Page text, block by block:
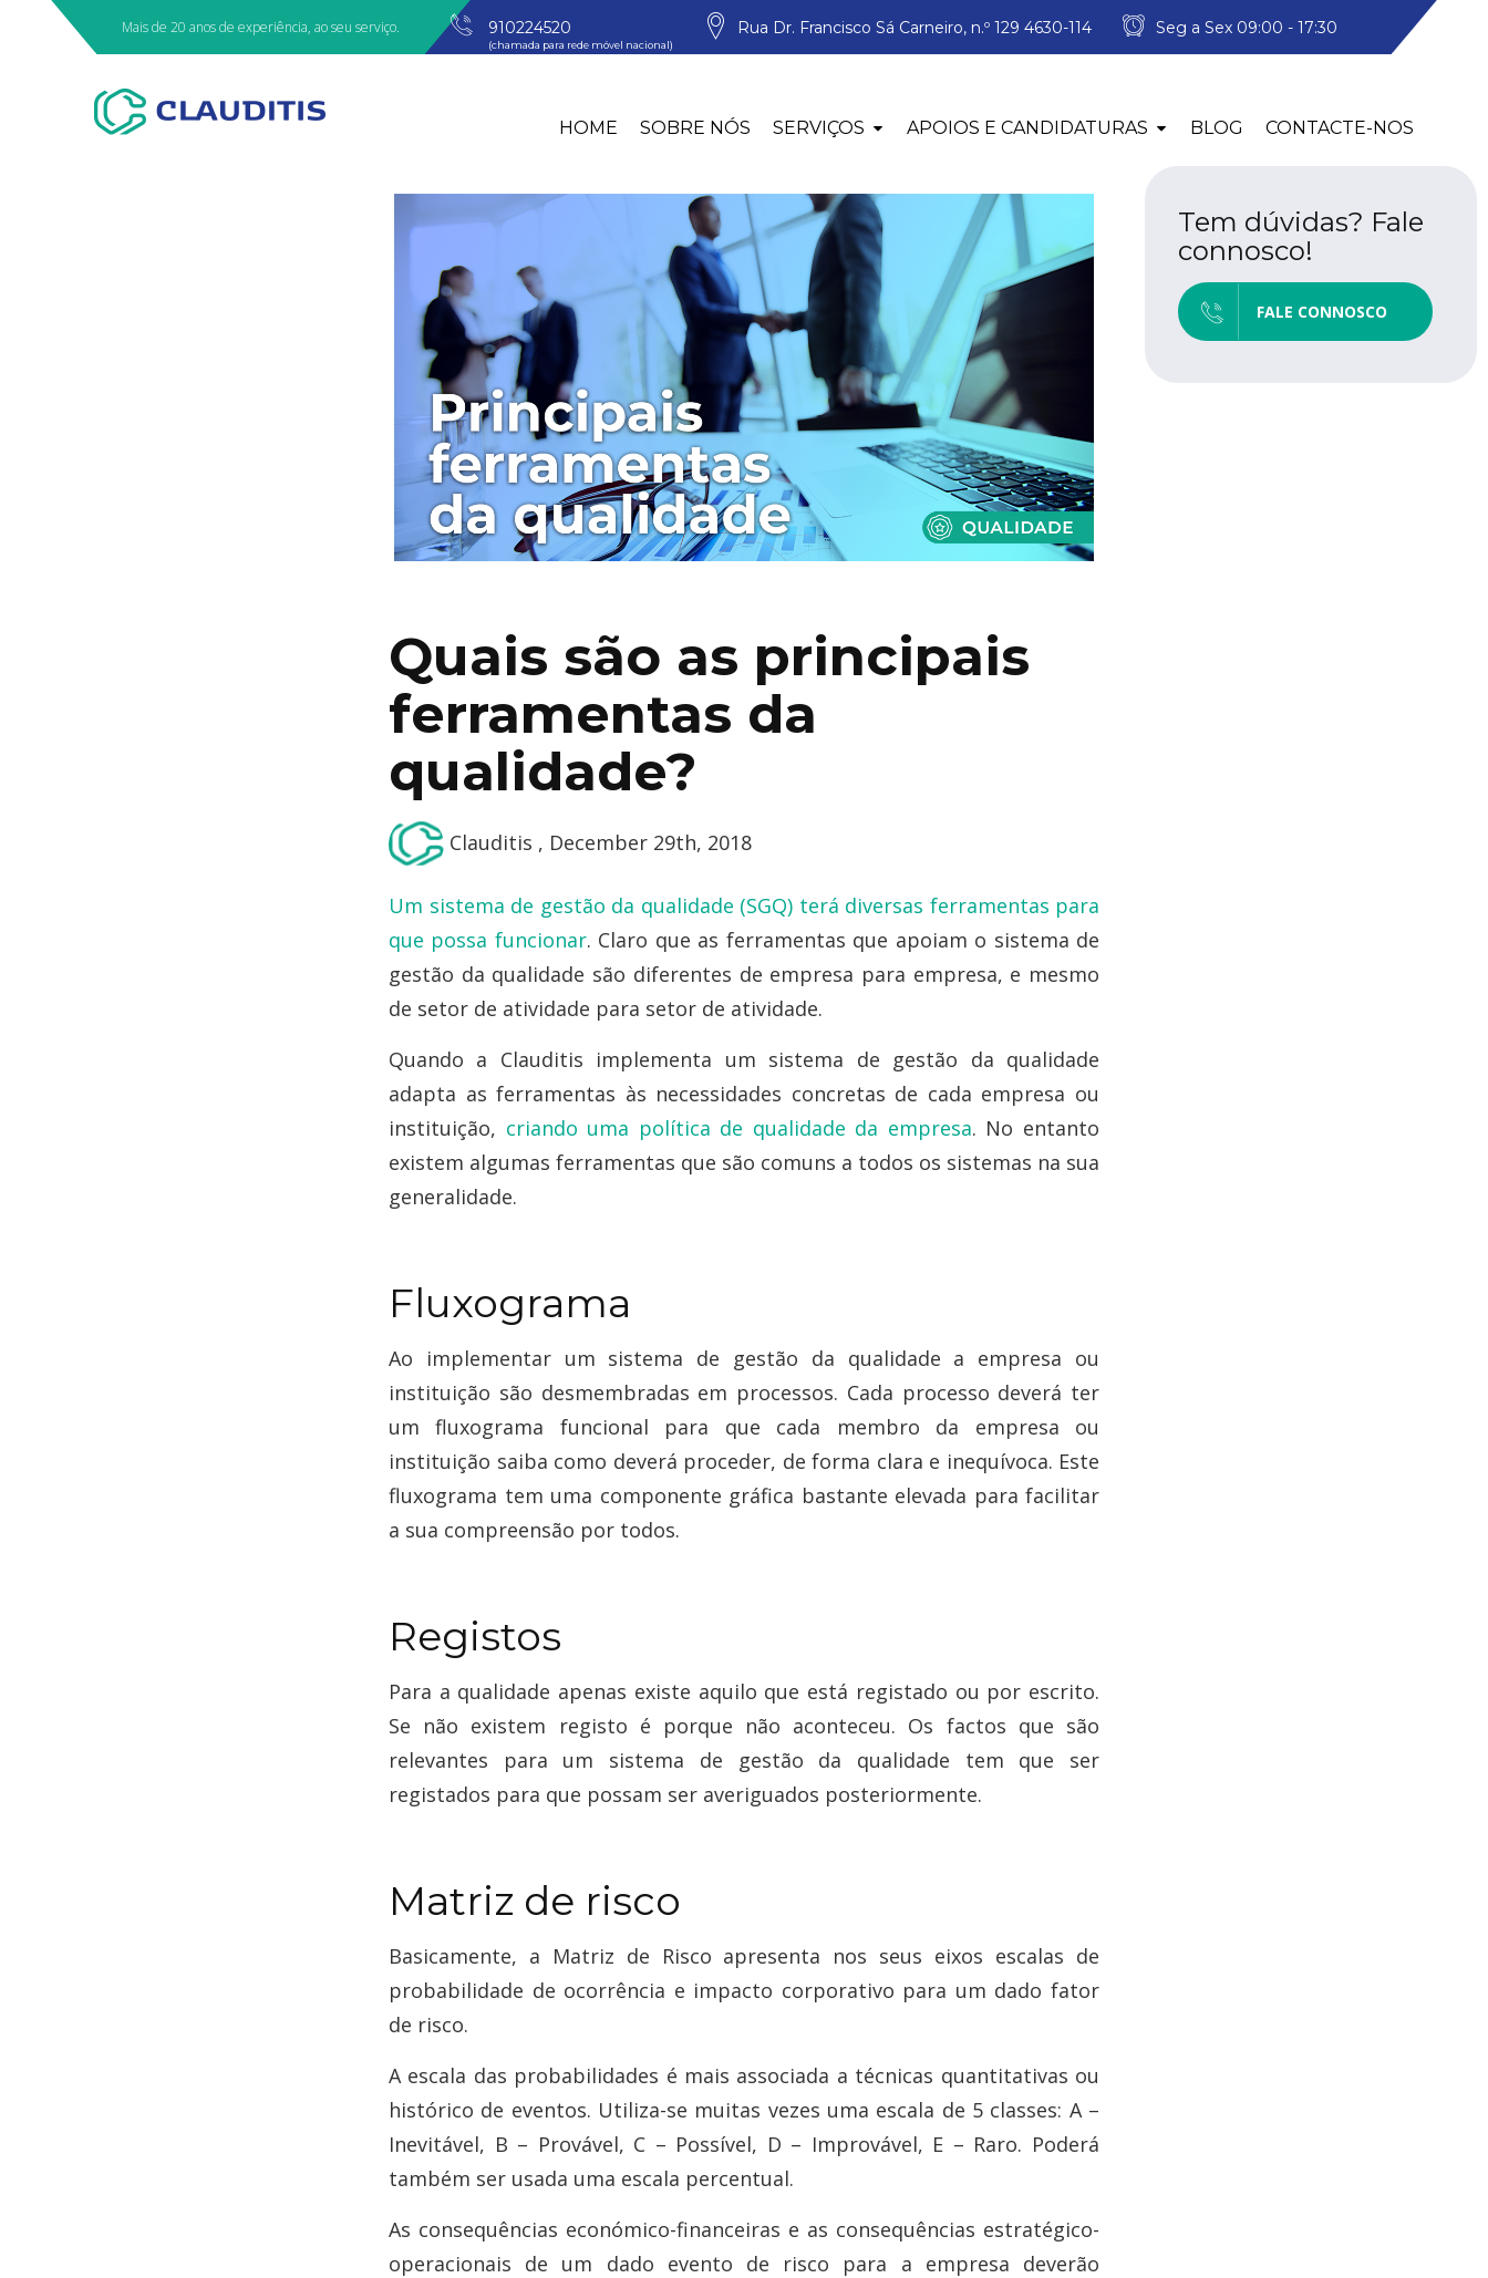
Mais de 20 anos de experiência, ao seu serviço. 910224520
(chamada para rede móvel nacional)
Rua Dr. Francisco Sá Carneiro, n.º 129 4630-114 Seg a Sex 09:00 - 17:30
HOME SOBRE NÓS SERVIÇOS APOIOS E CANDIDATURAS BLOG CONTACTE-NOS
​Quais são as principais
ferramentas da
qualidade?
Clauditis , December 29th, 2018
Um sistema de gestão da qualidade (SGQ) terá diversas ferramentas para
que possa funcionar. Claro que as ferramentas que apoiam o sistema de
gestão da qualidade são diferentes de empresa para empresa, e mesmo
de setor de atividade para setor de atividade.
Quando a Clauditis implementa um sistema de gestão da qualidade
adapta as ferramentas às necessidades concretas de cada empresa ou
instituição, criando uma política de qualidade da empresa. No entanto
existem algumas ferramentas que são comuns a todos os sistemas na sua
generalidade.
Fluxograma
Ao implementar um sistema de gestão da qualidade a empresa ou
instituição são desmembradas em processos. Cada processo deverá ter
um fluxograma funcional para que cada membro da empresa ou
instituição saiba como deverá proceder, de forma clara e inequívoca. Este
fluxograma tem uma componente gráfica bastante elevada para facilitar
a sua compreensão por todos.
Registos
Para a qualidade apenas existe aquilo que está registado ou por escrito.
Se não existem registo é porque não aconteceu. Os factos que são
relevantes para um sistema de gestão da qualidade tem que ser
registados para que possam ser averiguados posteriormente.
Matriz de risco
Basicamente, a Matriz de Risco apresenta nos seus eixos escalas de
probabilidade de ocorrência e impacto corporativo para um dado fator
de risco.
A escala das probabilidades é mais associada a técnicas quantitativas ou
histórico de eventos. Utiliza-se muitas vezes uma escala de 5 classes: A –
Inevitável, B – Provável, C – Possível, D – Improvável, E – Raro. Poderá
também ser usada uma escala percentual.
As consequências económico-financeiras e as consequências estratégico-
operacionais de um dado evento de risco para a empresa deverão
Tem dúvidas? Fale
connosco!
FALE CONNOSCO